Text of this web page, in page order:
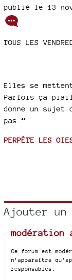
publié le 13
TOUS LES
Elles se
Parfois ça
donne un sujet
pas.“
PERPÈTE LES
Ajouter un
Ce forum est
n’apparaîtra
responsables.